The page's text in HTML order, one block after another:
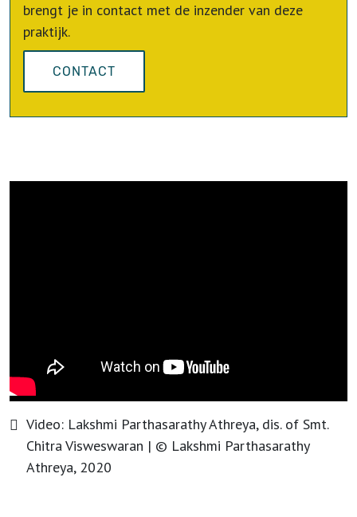
brengt je in contact met de inzender van deze
praktijk.
CONTACT
Video: Lakshmi Parthasarathy Athreya, dis. of Smt.
Chitra Visweswaran | © Lakshmi Parthasarathy
Athreya, 2020